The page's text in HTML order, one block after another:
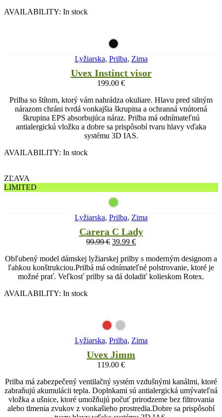
AVAILABILITY: In stock
Lyžiarska, Prilba, Zima
Uvex Instinct visor
199.00 €
Prilba so štítom, ktorý vám nahrádza okuliare. Hlavu pred silným
nárazom chráni tvrdá vonkajšia škrupina a ochranná vnútorná
škrupina EPS absorbujúca náraz. Prilba má odnímateľnú
antialergickú vložku a dobre sa prispôsobí tvaru hlavy vďaka
systému 3D IAS.
AVAILABILITY: In stock
ZĽAVA
LIMITED
Lyžiarska, Prilba, Zima
Carera C Lady
99.99€ 39.99 €
Obľubený model dámskej lyžiarskej prilby s moderným designom a
ľahkou konštrukciou.Prilbá má odnímateľné polstrovanie, ktoré je
možné prať. Veľkosť prilby sa dá doladiť kolieskom Rotex.
AVAILABILITY: In stock
Lyžiarska, Prilba, Zima
Uvex Jimm
119.00 €
Prilba má zabezpečený ventilačný systém vzdušnými kanálmi, ktoré
zabraňujú akumulácii tepla. Doplnkami sú antialergická umývateľná
vložka a ušnice, ktoré umožňujú počuť prirodzeme bez filtrovania
alebo tlmenia zvukov z vonkašieho prostredia.Dobre sa prispôsobí